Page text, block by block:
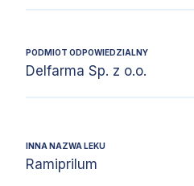
PODMIOT ODPOWIEDZIALNY
Delfarma Sp. z o.o.
INNA NAZWA LEKU
Ramiprilum